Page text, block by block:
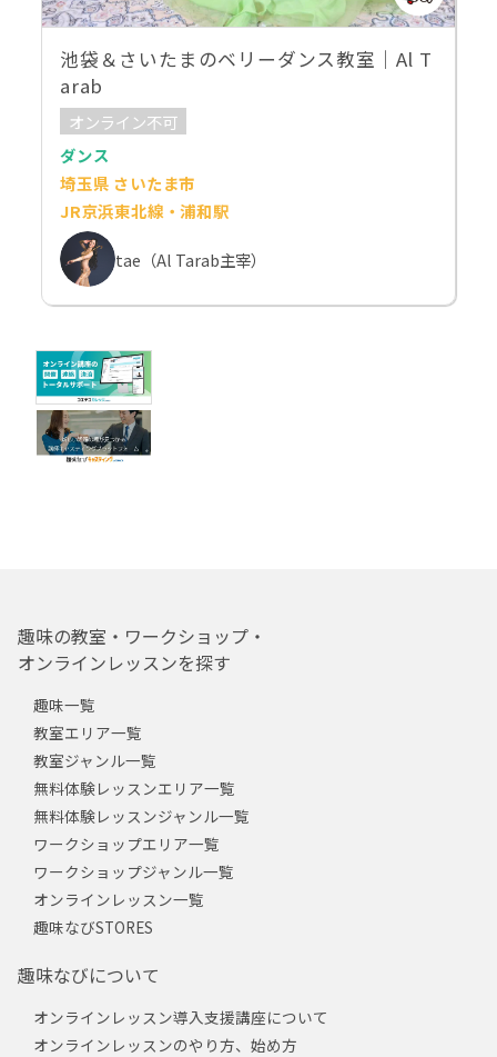
池袋＆さいたまのベリーダンス教室｜Al T
arab
オンライン不可
ダンス
埼玉県 さいたま市
JR京浜東北線・浦和駅
tae（Al Tarab主宰）
趣味の教室・ワークショップ・
オンラインレッスンを探す
趣味一覧
教室エリア一覧
教室ジャンル一覧
無料体験レッスンエリア一覧
無料体験レッスンジャンル一覧
ワークショップエリア一覧
ワークショップジャンル一覧
オンラインレッスン一覧
趣味なびSTORES
趣味なびについて
オンラインレッスン導入支援講座について
オンラインレッスンのやり方、始め方